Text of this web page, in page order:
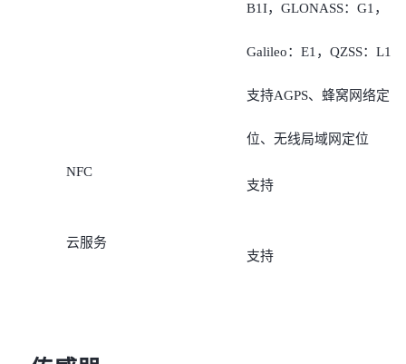
B1I，GLONASS：G1，
Galileo：E1，QZSS：L1
支持AGPS、蜂窝网络定
位、无线局域网定位
NFC
支持
云服务
支持